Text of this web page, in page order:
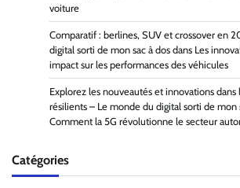
voiture
Comparatif : berlines, SUV et crossover en
digital sorti de mon sac à dos dans Les
impact sur les performances des véhicules
Explorez les nouveautés et innovations dans
résilients – Le monde du digital sorti de mon
Comment la 5G révolutionne le secteur
Catégories